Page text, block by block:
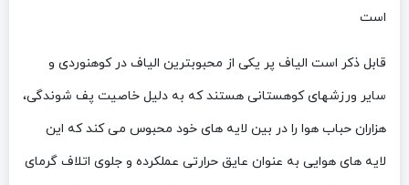
است
قابل ذکر است الیاف پر یکی از محبوبترین الیاف در کوهنوردی و
سایر ورزشهای کوهستانی هستند که به دلیل خاصیت پف شوندگی،
هزاران حباب هوا را در بین لایه های خود محبوس می کند که این
لایه های هوایی به عنوان عایق حرارتی عملکرده و جلوی اتلاف گرمای